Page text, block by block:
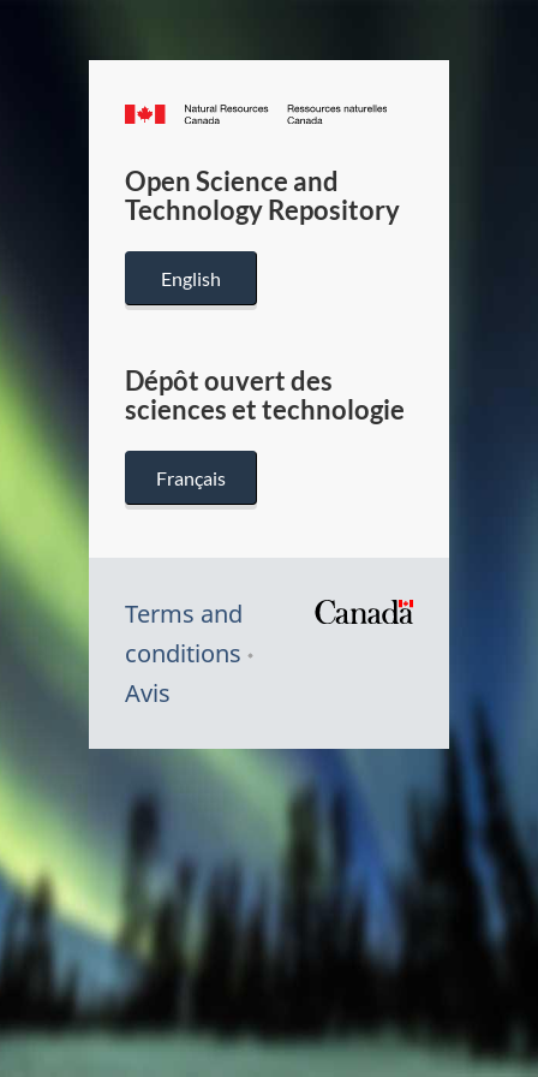
Canada.ca
/
Canada
Open Science and
Technology Repository
English
Dépôt ouvert des
sciences et technologie
Français
Terms and
conditions
Avis
Canada